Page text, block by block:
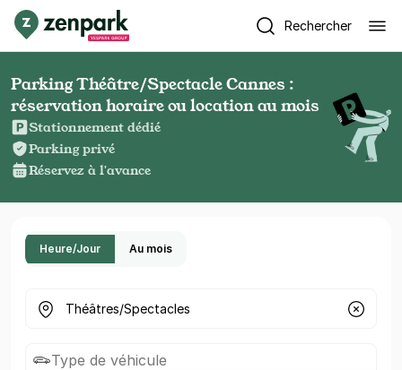
Rechercher
Parking Théâtre/Spectacle Cannes :
réservation horaire ou location au mois
Stationnement dédié
Parking privé
Réservez à l'avance
Heure/Jour Au mois
Où cherchez-vous un parking ?
Type de véhicule